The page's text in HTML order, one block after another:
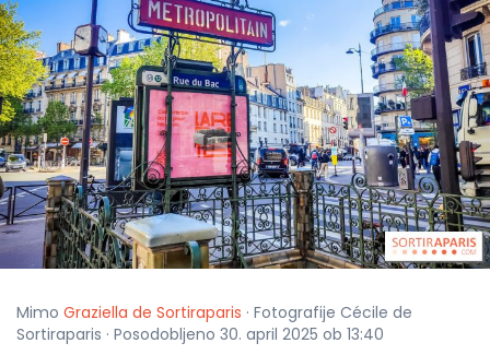
Mimo Graziella de Sortiraparis · Fotografije Cécile de
Sortiraparis · Posodobljeno 30. april 2025 ob 13:40